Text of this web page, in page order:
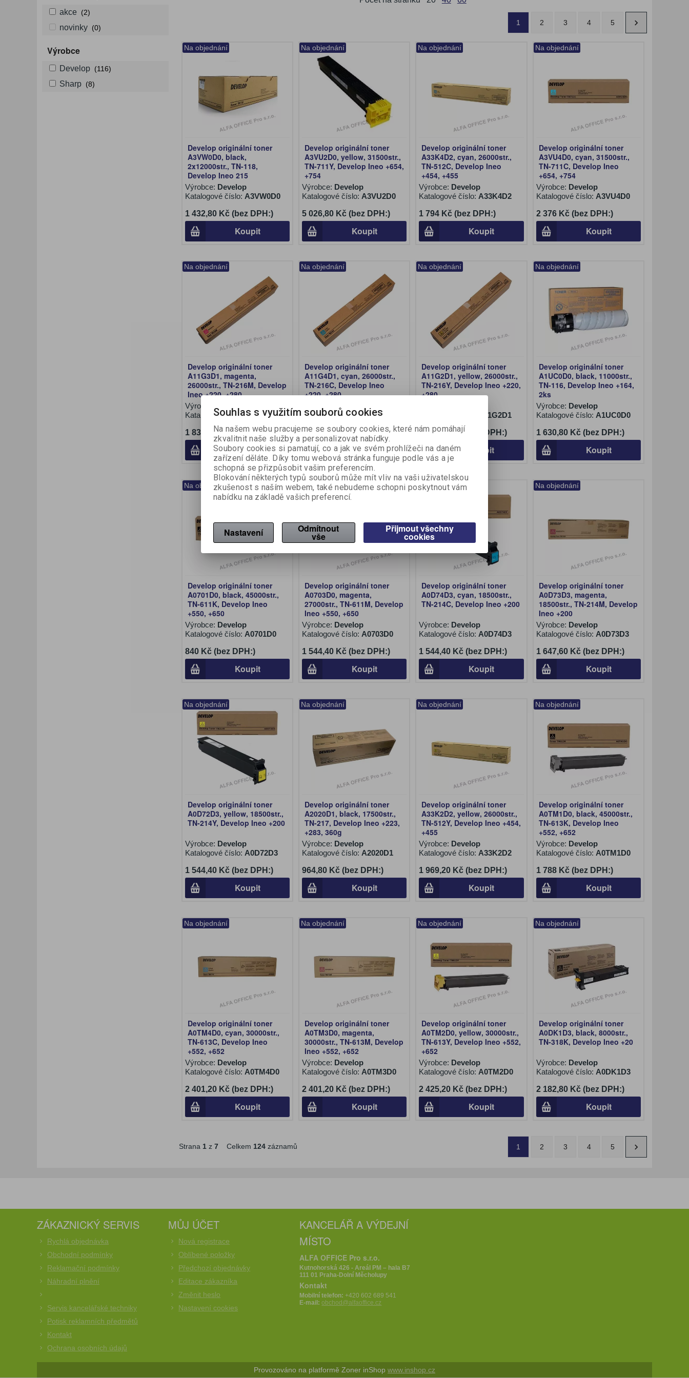
akce (2)
novinky (0)
Výrobce
Develop (116)
Sharp (8)
1 2 3 4 5
Na objednání
Develop originální toner
A3VW0D0, black,
2x12000str., TN-118,
Develop Ineo 215
Výrobce: Develop
Katalogové číslo: A3VW0D0
1 432,80 Kč (bez DPH:)
Koupit
Na objednání
Develop originální toner
A3VU2D0, yellow, 31500str.,
TN-711Y, Develop Ineo +654,
+754
Výrobce: Develop
Katalogové číslo: A3VU2D0
5 026,80 Kč (bez DPH:)
Koupit
Na objednání
Develop originální toner
A33K4D2, cyan, 26000str.,
TN-512C, Develop Ineo
+454, +455
Výrobce: Develop
Katalogové číslo: A33K4D2
1 794 Kč (bez DPH:)
Koupit
Na objednání
Develop originální toner
A3VU4D0, cyan, 31500str.,
TN-711C, Develop Ineo
+654, +754
Výrobce: Develop
Katalogové číslo: A3VU4D0
2 376 Kč (bez DPH:)
Koupit
Na objednání
Develop originální toner
A11G3D1, magenta,
26000str., TN-216M, Develop
Ineo +220, +280
Výrobce:
Katalogové číslo:A11G3D1
1 839,60 Kč (bez DPH:)
Koupit
Na objednání
Develop originální toner
A11G4D1, cyan, 26000str.,
TN-216C, Develop Ineo
+220, +280
Develop
Katalogové číslo:A11G4D1
1 789,20 Kč (bez DPH:)
Koupit
Na objednání
Develop originální toner
A11G2D1, yellow, 26000str.,
TN-216Y, Develop Ineo +220,
+280
A11G2D1
1 789,20 Kč (bez DPH:)
Koupit
Na objednání
Develop originální toner
A1UC0D0, black, 11000str.,
TN-116, Develop Ineo +164,
2ks
Výrobce: Develop
Katalogové číslo: A1UC0D0
1 630,80 Kč (bez DPH:)
Koupit
Na objednání
Develop originální toner
A0701D0, black, 45000str.,
TN-611K, Develop Ineo
+550, +650
Výrobce: Develop
Katalogové číslo: A0701D0
840 Kč (bez DPH:)
Koupit
Na objednání
Develop originální toner
A0703D0, magenta,
27000str., TN-611M, Develop
Ineo +550, +650
Výrobce: Develop
Katalogové číslo: A0703D0
1 544,40 Kč (bez DPH:)
Koupit
Na objednání
Develop originální toner
A0D74D3, cyan, 18500str.,
TN-214C, Develop Ineo +200
Výrobce: Develop
Katalogové číslo: A0D74D3
1 544,40 Kč (bez DPH:)
Koupit
Na objednání
Develop originální toner
A0D73D3, magenta,
18500str., TN-214M, Develop
Ineo +200
Výrobce: Develop
Katalogové číslo: A0D73D3
1 647,60 Kč (bez DPH:)
Koupit
Na objednání
Develop originální toner
A0D72D3, yellow, 18500str.,
TN-214Y, Develop Ineo +200
Výrobce: Develop
Katalogové číslo: A0D72D3
1 544,40 Kč (bez DPH:)
Koupit
Na objednání
Develop originální toner
A2020D1, black, 17500str.,
TN-217, Develop Ineo +223,
+283, 360g
Výrobce: Develop
Katalogové číslo: A2020D1
964,80 Kč (bez DPH:)
Koupit
Na objednání
Develop originální toner
A33K2D2, yellow, 26000str.,
TN-512Y, Develop Ineo +454,
+455
Výrobce: Develop
Katalogové číslo: A33K2D2
1 969,20 Kč (bez DPH:)
Koupit
Na objednání
Develop originální toner
A0TM1D0, black, 45000str.,
TN-613K, Develop Ineo
+552, +652
Výrobce: Develop
Katalogové číslo: A0TM1D0
1 788 Kč (bez DPH:)
Koupit
Na objednání
Develop originální toner
A0TM4D0, cyan, 30000str.,
TN-613C, Develop Ineo
+552, +652
Výrobce: Develop
Katalogové číslo: A0TM4D0
2 401,20 Kč (bez DPH:)
Koupit
Na objednání
Develop originální toner
A0TM3D0, magenta,
30000str., TN-613M, Develop
Ineo +552, +652
Výrobce: Develop
Katalogové číslo: A0TM3D0
2 401,20 Kč (bez DPH:)
Koupit
Na objednání
Develop originální toner
A0TM2D0, yellow, 30000str.,
TN-613Y, Develop Ineo +552,
+652
Výrobce: Develop
Katalogové číslo: A0TM2D0
2 425,20 Kč (bez DPH:)
Koupit
Na objednání
Develop originální toner
A0DK1D3, black, 8000str.,
TN-318K, Develop Ineo +20
Výrobce: Develop
Katalogové číslo: A0DK1D3
2 182,80 Kč (bez DPH:)
Koupit
Strana 1z 7Celkem 124záznamů 1 2 3 4 5
ZÁKAZNICKÝ SERVIS
Rychlá objednávka
Obchodní podmínky
Reklamační podmínky
Náhradní plnění
Servis kancelářské techniky
Potisk reklamních předmětů
Kontakt
Ochrana osobních údajů
MŮJ ÚČET
Nová registrace
Oblíbené položky
Předchozí objednávky
Editace zákazníka
Změnit heslo
Nastavení cookies
KANCELÁŘ A VÝDEJNÍ
MÍSTO
ALFA OFFICE Pro s.r.o.
Kutnohorská 426 - Areál PM – hala B7
111 01 Praha-Dolní Měcholupy
Kontakt
Mobilní telefon:+420 602 689 541
E-mail:obchod@alfaoffice.cz
Provozováno na platformě Zoner inShop www.inshop.cz
Souhlas s využitím souborů cookies
Na našem webu pracujeme se soubory cookies, které nám pomáhají
zkvalitnit naše služby a personalizovat nabídky.
Soubory cookies si pamatují, co a jak ve svém prohlížeči na daném
zařízení děláte. Díky tomu webová stránka funguje podle vás a je
schopná se přizpůsobit vašim preferencím.
Blokování některých typů souborů může mít vliv na vaši uživatelskou
zkušenost s naším webem, také nebudeme schopni poskytnout vám
nabídku na základě vašich preferencí.
Nastavení Odmítnout
vše
Přijmout všechny
cookies